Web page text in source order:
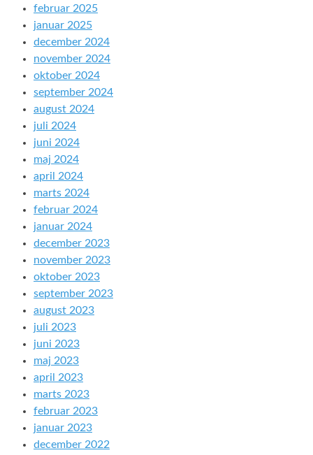
februar 2025
januar 2025
december 2024
november 2024
oktober 2024
september 2024
august 2024
juli 2024
juni 2024
maj 2024
april 2024
marts 2024
februar 2024
januar 2024
december 2023
november 2023
oktober 2023
september 2023
august 2023
juli 2023
juni 2023
maj 2023
april 2023
marts 2023
februar 2023
januar 2023
december 2022